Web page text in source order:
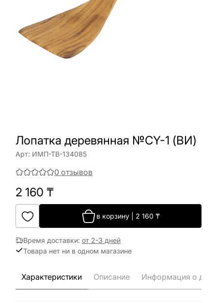
Лопатка деревянная №CY-1 (ВИ)
Арт: ИМП-ТВ-134085
0 отзывов
2 160 ₸
в корзину 2 160 ₸
Время доставки: от 2-3 дней
Товара нет ни в одном магазине
Характеристики Описание Информация о